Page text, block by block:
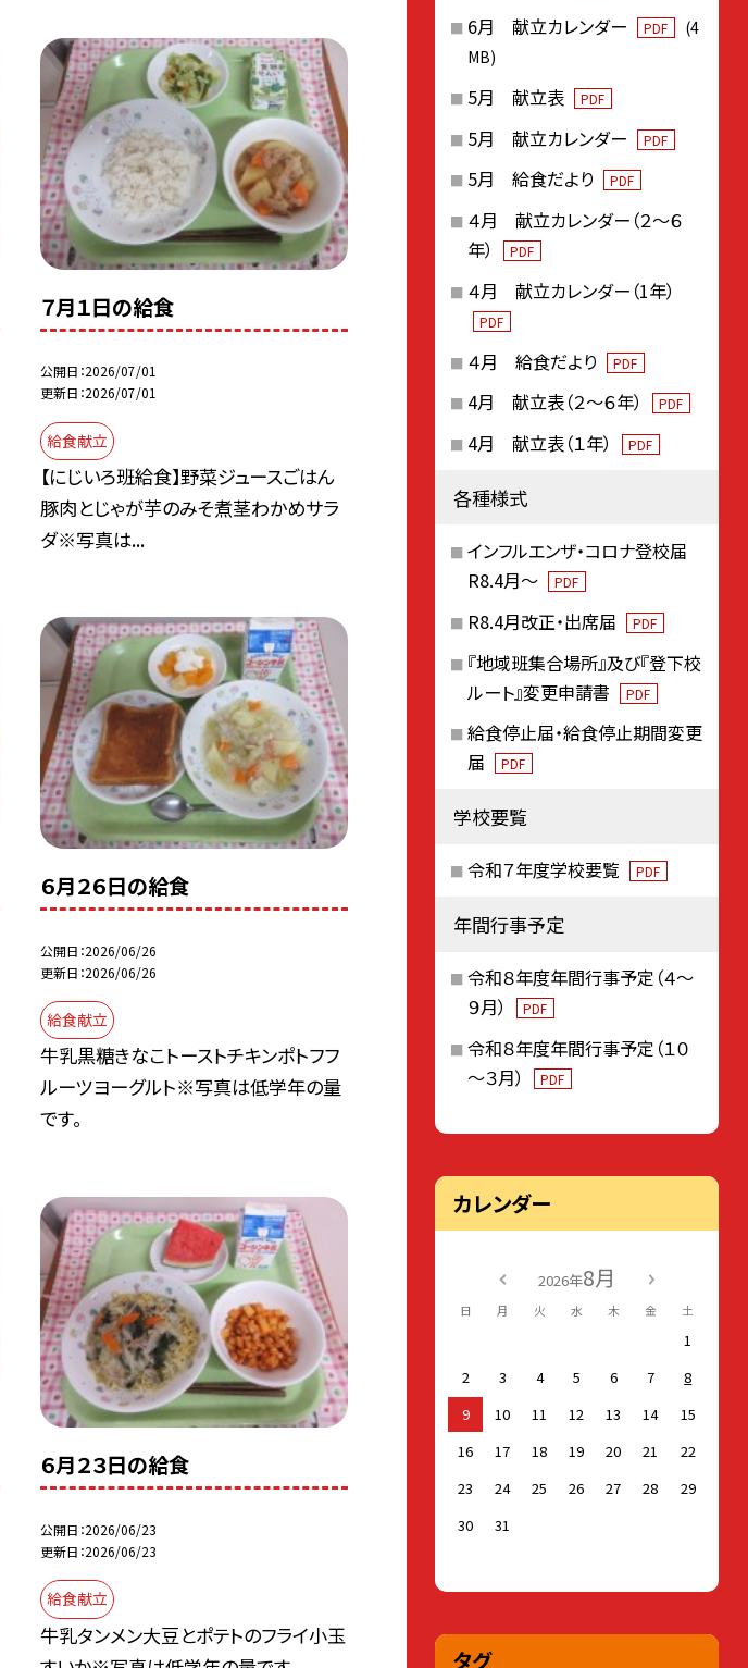
７月１日の給食
公開日 2026/07/01
更新日 2026/07/01
給食献立
【にじいろ班給食】野菜ジュースごはん
豚肉とじゃが芋のみそ煮茎わかめサラ
ダ※写真は...
６月２６日の給食
公開日 2026/06/26
更新日 2026/06/26
給食献立
牛乳黒糖きなこトーストチキンポトフフ
ルーツヨーグルト※写真は低学年の量
です。
６月２３日の給食
公開日 2026/06/23
更新日 2026/06/23
給食献立
牛乳タンメン大豆とポテトのフライ小玉
6月 献立カレンダー PDF
(4
MB)
5月 献立表 PDF
5月 献立カレンダー PDF
5月 給食だより PDF
４月 献立カレンダー（２～６
年）
PDF
４月 献立カレンダー（1年）
PDF
４月 給食だより PDF
4月 献立表（２～６年） PDF
4月 献立表（１年） PDF
各種様式
インフルエンザ・コロナ登校届
R8.4月～
PDF
R8.4月改正・出席届 PDF
『地域班集合場所』及び『登下校
ルート』変更申請書
PDF
給食停止届・給食停止期間変更
届
PDF
学校要覧
令和７年度学校要覧 PDF
年間行事予定
令和８年度年間行事予定（４～
９月）
PDF
令和８年度年間行事予定（１０
～３月）
PDF
カレンダー
2026年8月
日 月 火 水 木 金 土
1
2
3 4 5 6 7
8
9
10 11 12 13 14
15
16
17 18 19 20 21
22
23
24 25 26 27 28
29
30
31
タグ